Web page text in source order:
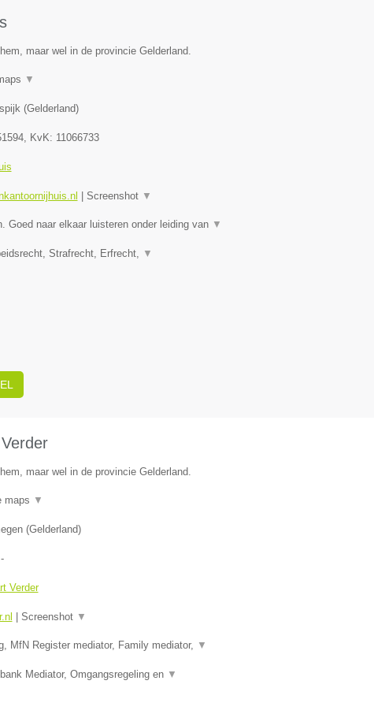
maar wel in de provincie Gelderland.
▼
(Gelderland)
, KvK: 11066733
Screenshot ▼
Goed naar elkaar luisteren onder leiding van ▼
Strafrecht, Erfrecht, ▼
maar wel in de provincie Gelderland.
maps ▼
(Gelderland)
-
Verder
Screenshot ▼
MfN Register mediator, Family mediator, ▼
Mediator, Omgangsregeling en ▼